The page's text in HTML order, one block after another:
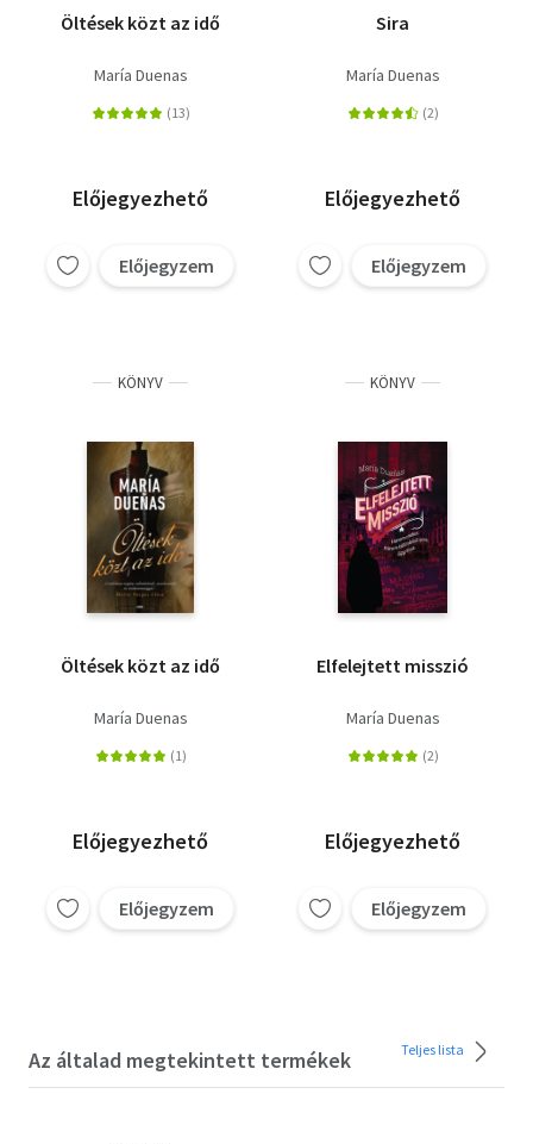
Öltések közt az idő
María Duenas
Előjegyezhető
Előjegyzem
Sira
María Duenas
Előjegyezhető
Előjegyzem
KÖNYV
Öltések közt az idő
María Duenas
Előjegyezhető
Előjegyzem
KÖNYV
Elfelejtett misszió
María Duenas
Előjegyezhető
Előjegyzem
Az általad megtekintett termékek Teljes lista